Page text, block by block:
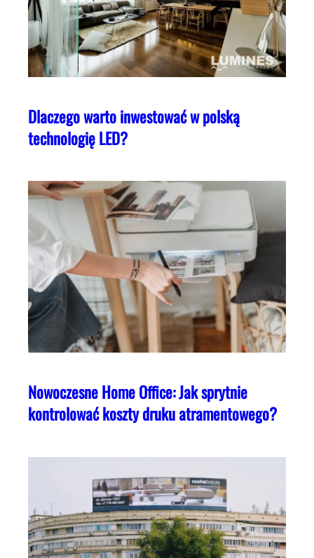
Dlaczego warto inwestować w polską
technologię LED?
Nowoczesne Home Office: Jak sprytnie
kontrolować koszty druku atramentowego?